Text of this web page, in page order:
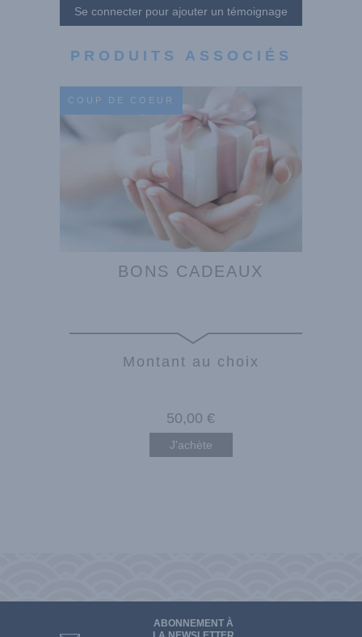
Se connecter pour ajouter un témoignage
PRODUITS ASSOCIÉS
COUP DE COEUR
BONS CADEAUX
Montant au choix
50,00 €
J'achète
ABONNEMENT À